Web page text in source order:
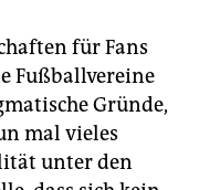
für Fans
Fußballvereine
Gründe,
mal vieles
unter den